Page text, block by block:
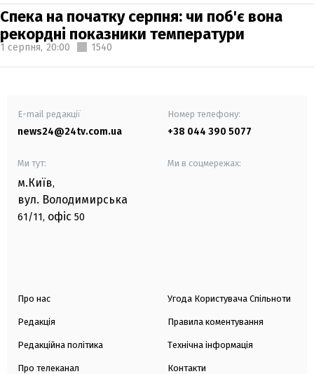
Спека на початку серпня: чи поб'є вона
рекордні показники температури
1 серпня, 20:00 1540
E-mail редакції
news24@24tv.com.ua
Номер телефону:
+38 044 390 5077
Ми тут:
м.Київ,
вул. Володимирська
61/11, офіс 50
Ми в соцмережах:
Про нас
Редакція
Редакційна політика
Про телеканал
Угода Користувача Спільноти
Правила коментування
Технічна інформація
Контакти